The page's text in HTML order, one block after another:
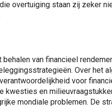
overtuiging staan zij zeker
van financieel
Over het
voor
kwesties en
mondiale problemen. De